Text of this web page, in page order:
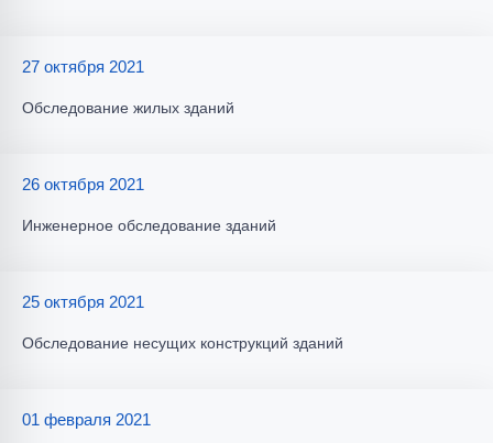
27 октября 2021
Обследование жилых зданий
26 октября 2021
Инженерное обследование зданий
25 октября 2021
Обследование несущих конструкций зданий
01 февраля 2021